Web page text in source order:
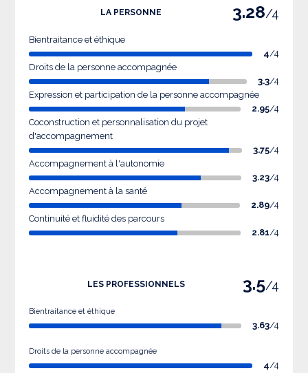
LA PERSONNE 3.28/4
Bientraitance et éthique
4/4
Droits de la personne accompagnée
3.3/4
Expression et participation de la personne accompagnée
2.95/4
Coconstruction et personnalisation du projet
d'accompagnement
3.75/4
Accompagnement à l'autonomie
3.23/4
Accompagnement à la santé
2.89/4
Continuité et fluidité des parcours
2.81/4
LES PROFESSIONNELS 3.5/4
Bientraitance et éthique
3.63/4
Droits de la personne accompagnée
4/4